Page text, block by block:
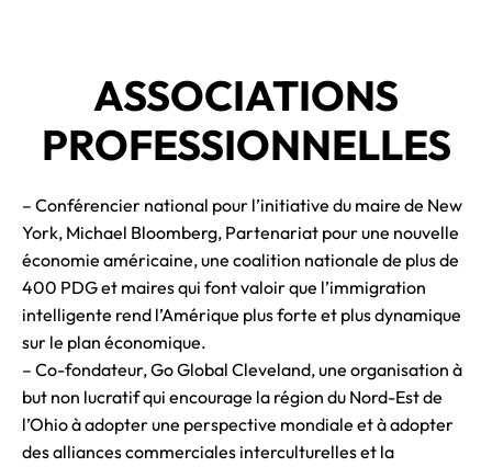
ASSOCIATIONS
PROFESSIONNELLES
– Conférencier national pour l’initiative du maire de New
York, Michael Bloomberg, Partenariat pour une nouvelle
économie américaine, une coalition nationale de plus de
400 PDG et maires qui font valoir que l’immigration
intelligente rend l’Amérique plus forte et plus dynamique
sur le plan économique.
– Co-fondateur, Go Global Cleveland, une organisation à
but non lucratif qui encourage la région du Nord-Est de
l’Ohio à adopter une perspective mondiale et à adopter
des alliances commerciales interculturelles et la